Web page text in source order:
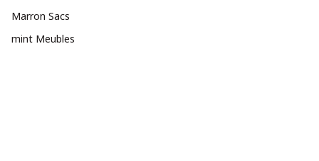
Marron Sacs
mint Meubles